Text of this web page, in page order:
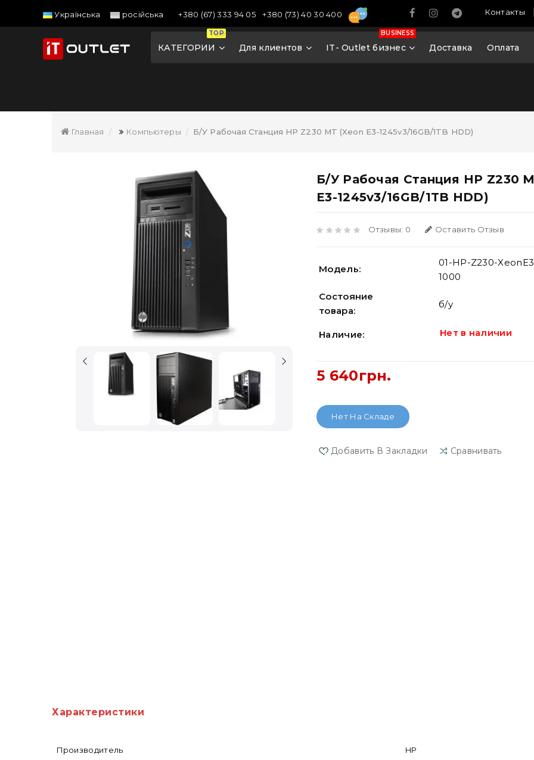
Українська російська +380 (67) 333 94 05 +380 (73) 40 30 400 Контакты
TOP
КАТЕГОРИИ Для клиентов
BUSINESS
IT- Outlet бизнес Доставка Оплата
Главная Компьютеры Б/У Рабочая Станция HP Z230 MT (Xeon E3-1245v3/16GB/1TB HDD)
Б/У Рабочая Станция HP Z230
E3-1245v3/16GB/1TB HDD)
Отзывы: 0 Оставить Отзыв
Модель:
01-HP-Z230-
1000
Состояние
товара:
б/у
Наличие: Нет в наличии
5 640грн.
Нет На Складе
Добавить В Закладки Сравнивать
Характеристики
Производитель HP